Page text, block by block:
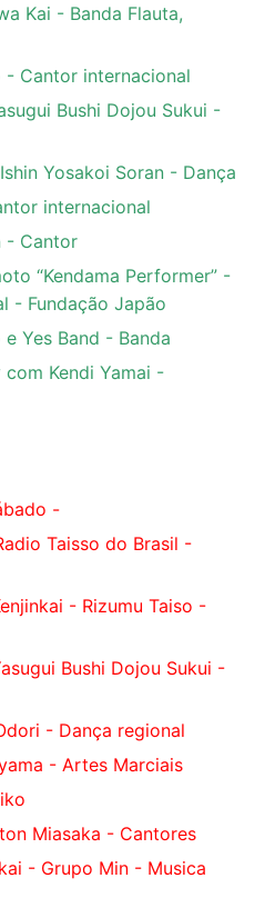
Kai - Banda Flauta,
Cantor internacional
Bushi Dojou Sukui -
Yosakoi Soran - Dança
internacional
- Cantor
“Kendama Performer” -
- Fundação Japão
Yes Band - Banda
Kendi Yamai -
-
Taisso do Brasil -
- Rizumu Taiso -
Bushi Dojou Sukui -
- Dança regional
- Artes Marciais
Miasaka - Cantores
- Grupo Min - Musica